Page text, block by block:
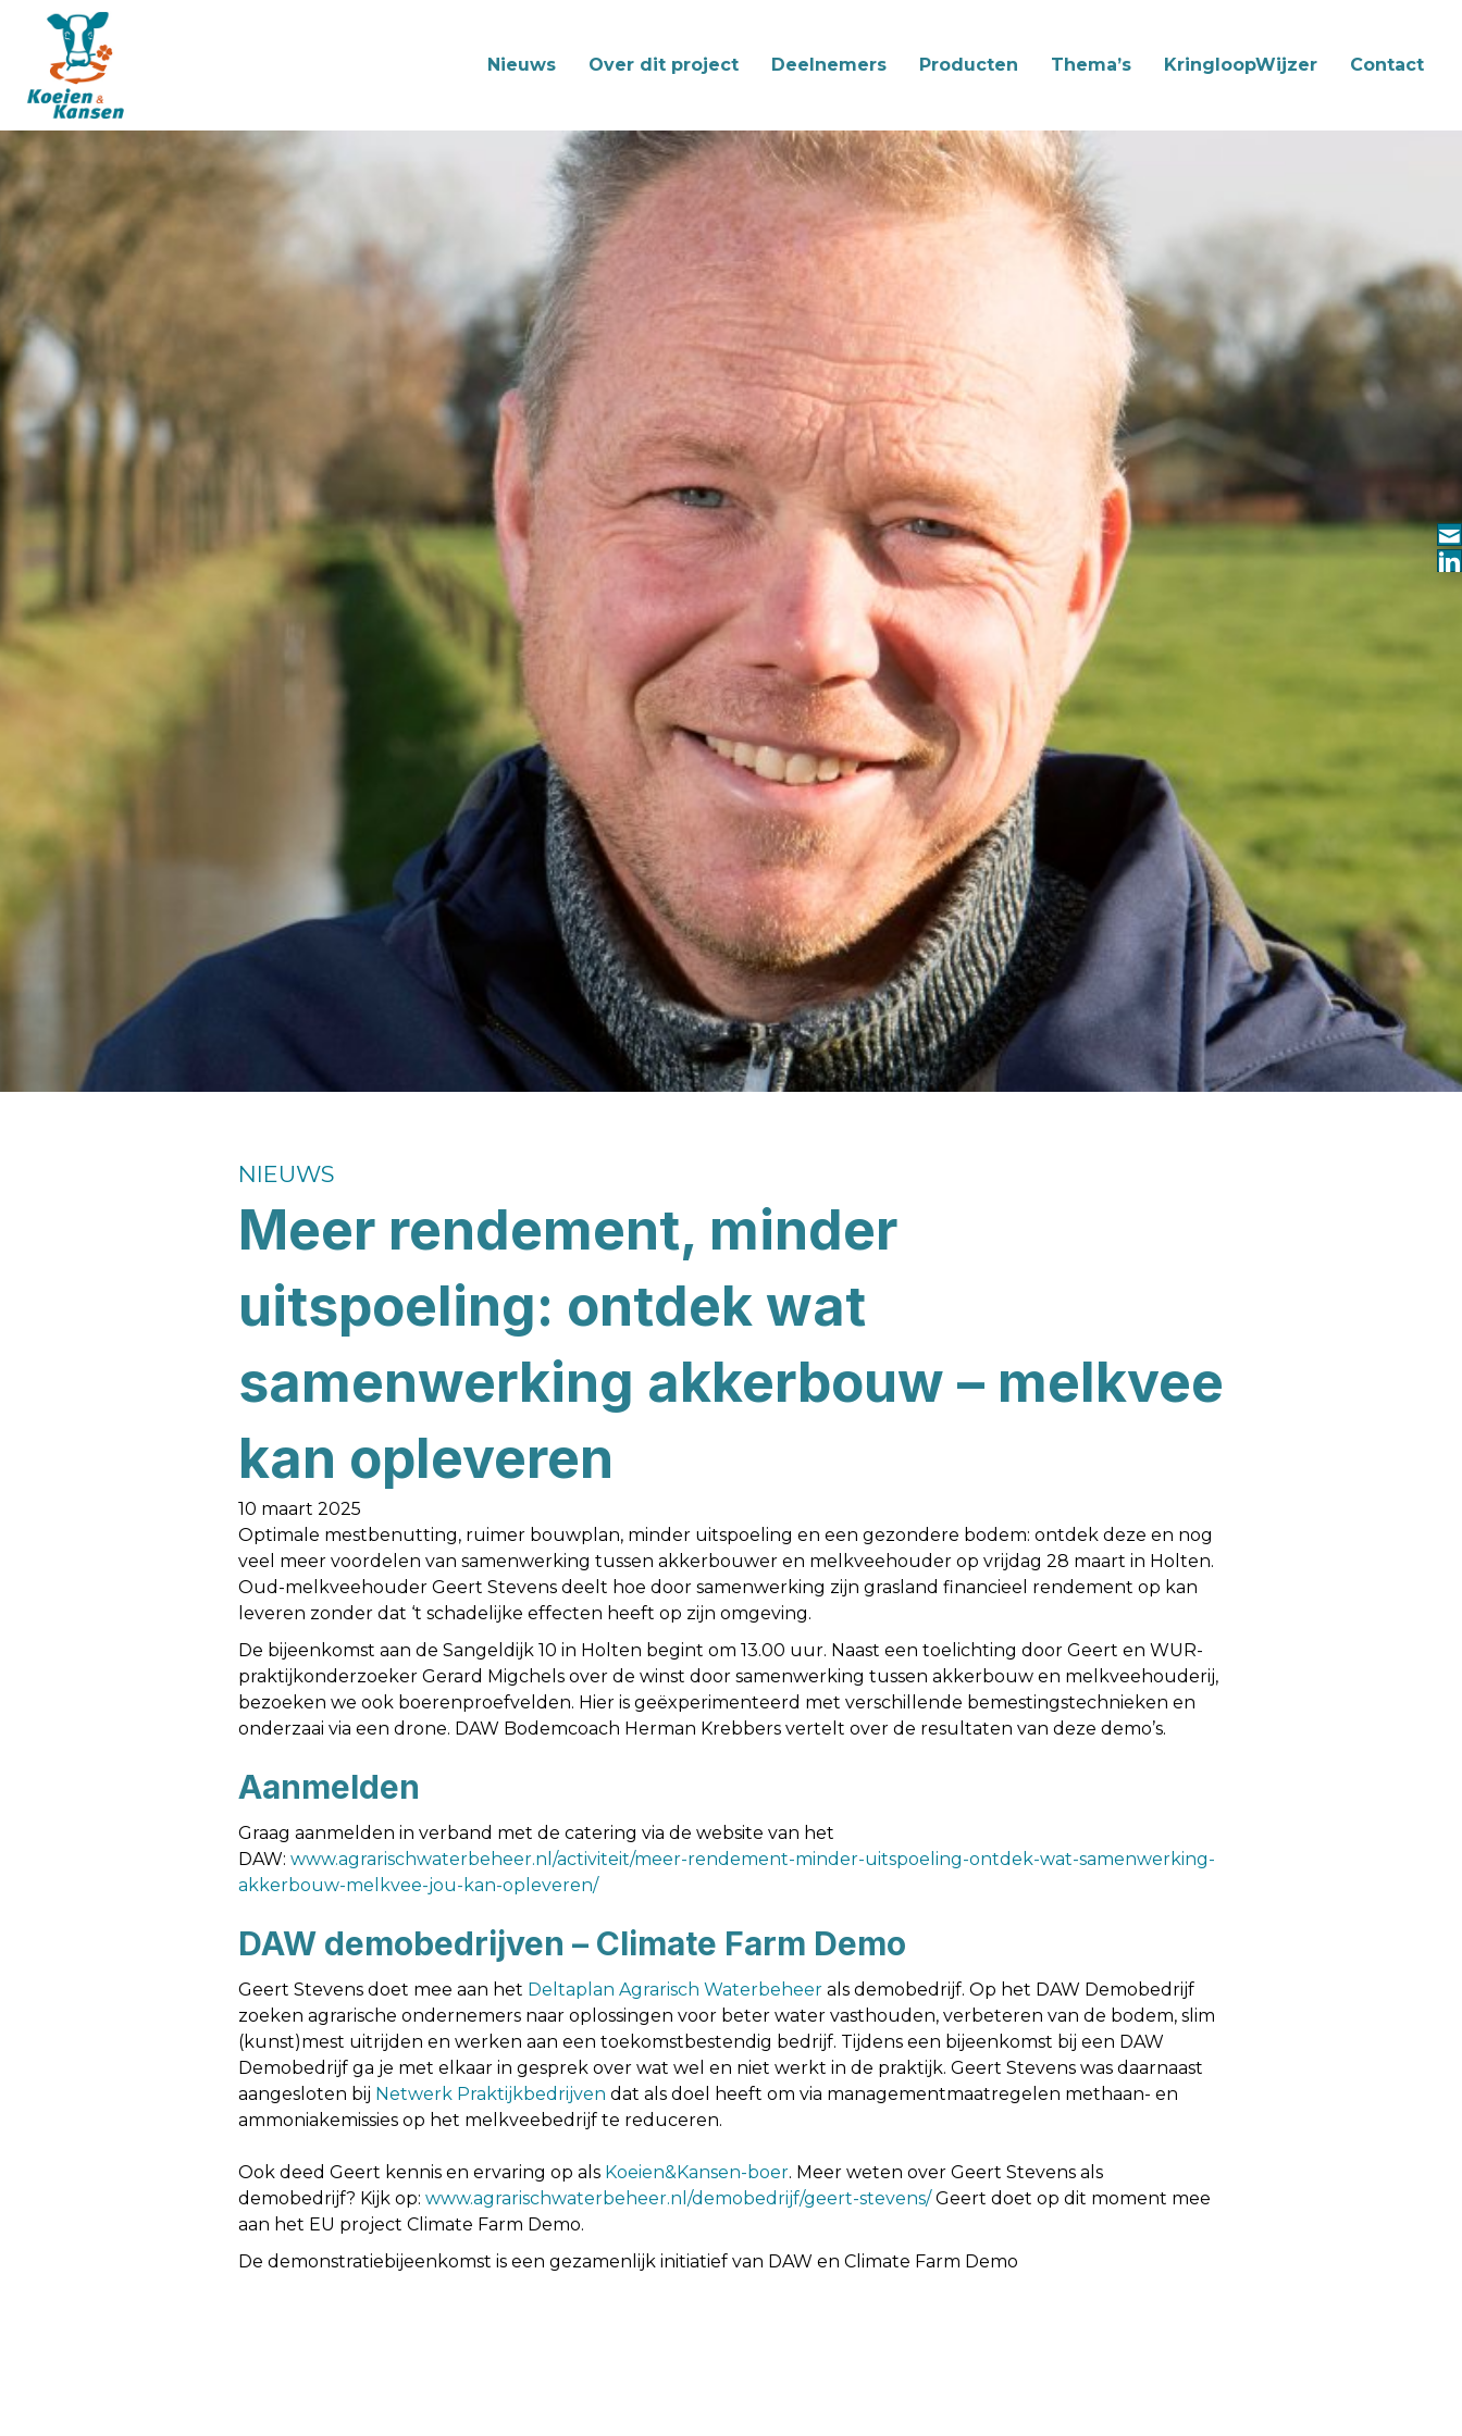
Nieuws Over dit project Deelnemers Producten Thema’s KringloopWijzer Contact
NIEUWS
Meer rendement, minder
uitspoeling: ontdek wat
samenwerking akkerbouw – melkvee
kan opleveren
10 maart 2025
Optimale mestbenutting, ruimer bouwplan, minder uitspoeling en een gezondere bodem: ontdek deze en nog
veel meer voordelen van samenwerking tussen akkerbouwer en melkveehouder op vrijdag 28 maart in Holten.
Oud-melkveehouder Geert Stevens deelt hoe door samenwerking zijn grasland financieel rendement op kan
leveren zonder dat ‘t schadelijke effecten heeft op zijn omgeving.
De bijeenkomst aan de Sangeldijk 10 in Holten begint om 13.00 uur. Naast een toelichting door Geert en WUR-
praktijkonderzoeker Gerard Migchels over de winst door samenwerking tussen akkerbouw en melkveehouderij,
bezoeken we ook boerenproefvelden. Hier is geëxperimenteerd met verschillende bemestingstechnieken en
onderzaai via een drone. DAW Bodemcoach Herman Krebbers vertelt over de resultaten van deze demo’s.
Aanmelden
Graag aanmelden in verband met de catering via de website van het
DAW: www.agrarischwaterbeheer.nl/activiteit/meer-rendement-minder-uitspoeling-ontdek-wat-samenwerking-
akkerbouw-melkvee-jou-kan-opleveren/
DAW demobedrijven – Climate Farm Demo
Geert Stevens doet mee aan het Deltaplan Agrarisch Waterbeheer als demobedrijf. Op het DAW Demobedrijf
zoeken agrarische ondernemers naar oplossingen voor beter water vasthouden, verbeteren van de bodem, slim
(kunst)mest uitrijden en werken aan een toekomstbestendig bedrijf. Tijdens een bijeenkomst bij een DAW
Demobedrijf ga je met elkaar in gesprek over wat wel en niet werkt in de praktijk. Geert Stevens was daarnaast
aangesloten bij Netwerk Praktijkbedrijven dat als doel heeft om via managementmaatregelen methaan- en
ammoniakemissies op het melkveebedrijf te reduceren.
Ook deed Geert kennis en ervaring op als Koeien&Kansen-boer. Meer weten over Geert Stevens als
demobedrijf? Kijk op: www.agrarischwaterbeheer.nl/demobedrijf/geert-stevens/Geert doet op dit moment mee
aan het EU project Climate Farm Demo.
De demonstratiebijeenkomst is een gezamenlijk initiatief van DAW en Climate Farm Demo